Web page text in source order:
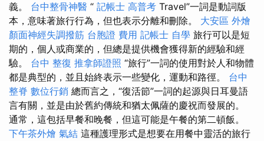
義。 台中整骨神醫 “ 記帳士 高普考 Travel”一詞是動詞版
本，意味著旅行行為，但也表示分離和刪除。 大安區 外燴
顏面神經失調撥筋 台胞證 費用 記帳士 自學 旅行可以是短
期的，個人或商業的，但總是提供機會獲得新的經驗和經
驗。 台中 整復 推拿師證照 “旅行”一詞的使用對於人和物體
都是典型的，並且始終表示一些變化，運動和路徑。 台中
整脊 數位行銷 總而言之，“復活節”一詞的起源與日耳曼語
言有關，並是由於舊約傳統和猶太佩薩的慶祝而發展的。
通常，這包括早餐和晚餐，但這可能是午餐的第二頓飯。
下午茶外燴 氣結 這種護理形式是想要在用餐中靈活的旅行